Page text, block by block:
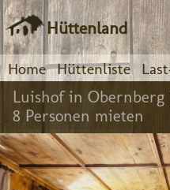
Hüttenland
Home Hüttenliste
Luishof in Obernberg |
8 Personen mieten